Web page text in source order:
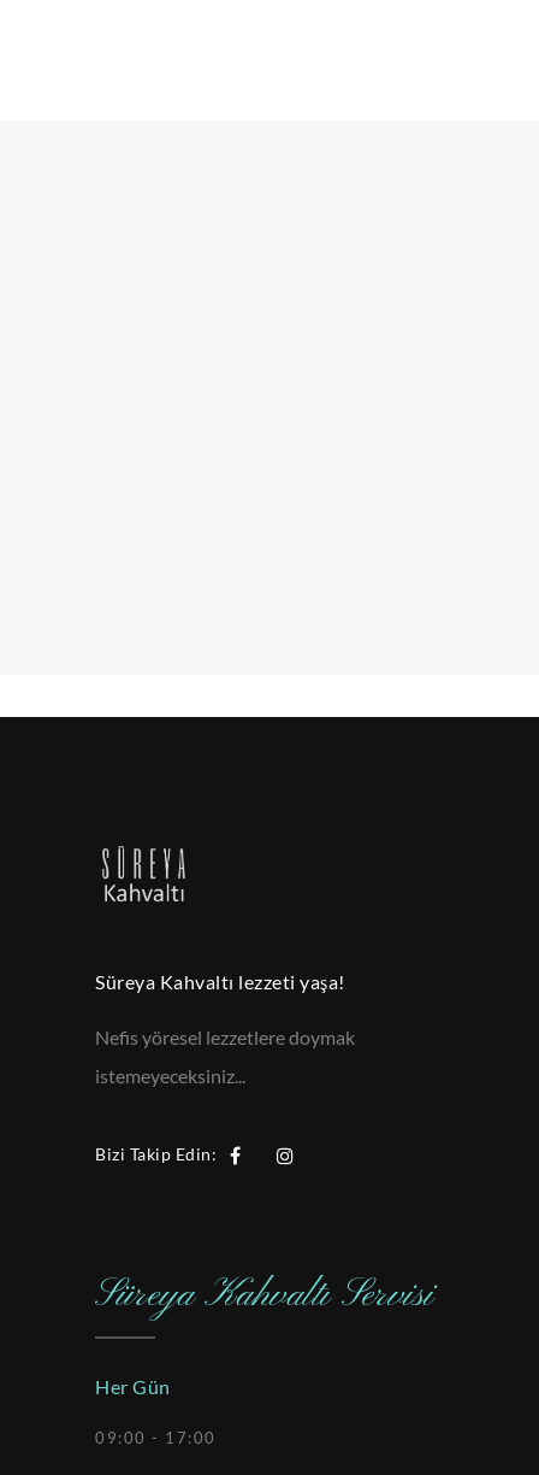
Süreya Kahvaltı lezzeti yaşa!
Nefis yöresel lezzetlere doymak
istemeyeceksiniz...
Bizi Takip Edin:
Süreya Kahvaltı Servisi
Her Gün
09:00 - 17:00